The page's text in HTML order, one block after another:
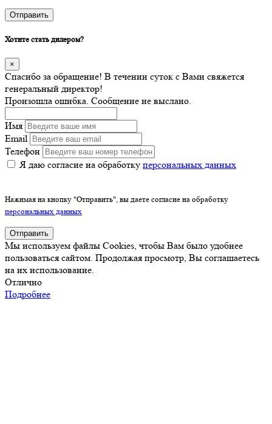
Отправить
Хотите стать дилером?
×
Спасибо за обращение! В течении суток с Вами свяжется
генеральный директор!
Произошла ошибка. Сообщение не выслано.
Имя
Email
Телефон
Я даю согласие на обработку персональных данных
Нажимая на кнопку "Отправить", вы даете согласие на обработку
персональных данных
Отправить
Мы используем файлы Cookies, чтобы Вам было удобнее
пользоваться сайтом. Продолжая просмотр, Вы соглашаетесь
на их использование.
Отлично
Подробнее